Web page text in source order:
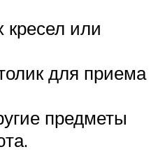
или
для приема
предметы